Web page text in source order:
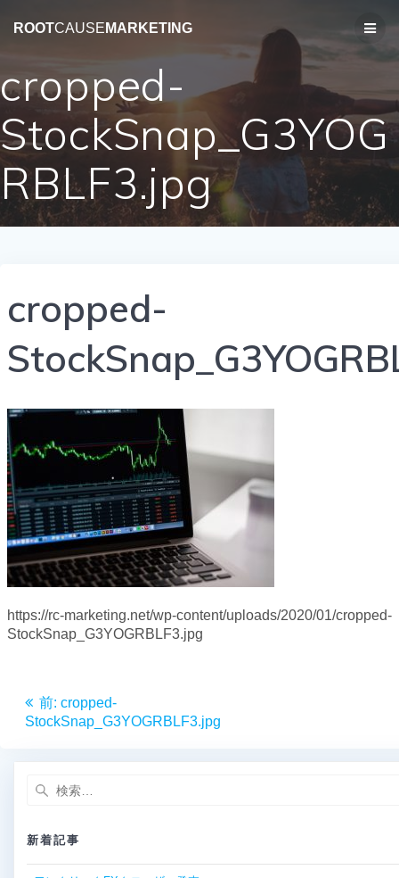
キ
プ
ROOTCAUSE MARKETING
cropped-
StockSnap_G3YOG
RBLF3.jpg
cropped-
https://rc-marketing.net/wp-content/uploads/2020/01/cropped-
StockSnap_G3YOGRBLF3.jpg
投
稿
ゲ
前: 前
の
cropped-
StockSnap_G3YOGRBLF3.jpg
検
新着記事